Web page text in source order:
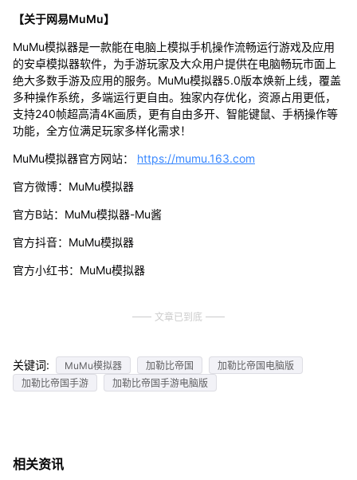
【关于网易MuMu】
MuMu模拟器是一款能在电脑上模拟手机操作流畅运行游戏及应用
的安卓模拟器软件，为手游玩家及大众用户提供在电脑畅玩市面上
绝大多数手游及应用的服务。MuMu模拟器5.0版本焕新上线，覆盖
多种操作系统，多端运行更自由。独家内存优化，资源占用更低，
支持240帧超高清4K画质，更有自由多开、智能键鼠、手柄操作等
功能，全方位满足玩家多样化需求！
MuMu模拟器官方网站： https://mumu.163.com
官方微博：MuMu模拟器
官方B站：MuMu模拟器-Mu酱
官方抖音：MuMu模拟器
官方小红书：MuMu模拟器
文章已到底
关键词: MuMu模拟器 加勒比帝国
加勒比帝国电脑版
加勒比帝国手游
加勒比帝国手游电脑版
相关资讯